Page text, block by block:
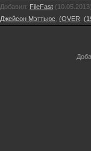
Добавил: FileFast (10.05.2013)
Джейсон Мэттьюс (OVER